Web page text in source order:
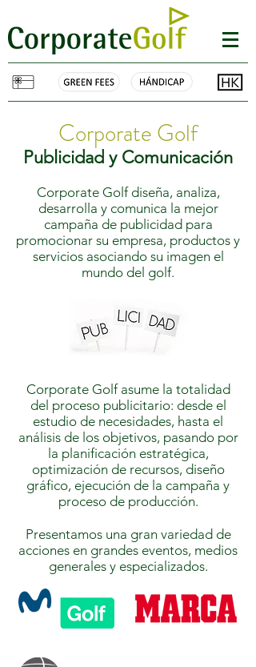
Corporate Golf
Publicidad y Comunicación
Corporate Golf diseña, analiza,
desarrolla y comunica la mejor
campaña de publicidad para
promocionar su empresa, productos y
servicios asociando su imagen el
mundo del golf.
Corporate Golf asume la totalidad
del proceso publicitario: desde el
estudio de necesidades, hasta el
análisis de los objetivos, pasando por
la planificación estratégica,
optimización de recursos, diseño
gráfico, ejecución de la campaña y
proceso de producción.
Presentamos una gran variedad de
acciones en grandes eventos, medios
generales y especializados.